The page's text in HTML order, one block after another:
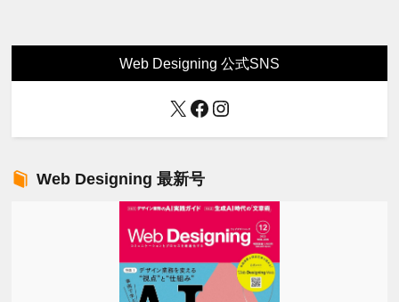
Web Designing 公式SNS
X Facebook
Instagram
Web Designing 最新号